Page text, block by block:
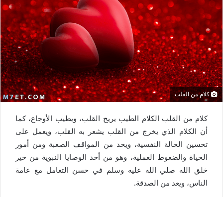
كلام من القلب
كلام من القلب الكلام الطيب يريح القلب، ويطيب الأوجاع، كما
أن الكلام الذي يخرج من القلب يشعر به القلب، ويعمل على
تحسين الحالة النفسية، ويحد من المواقف الصعبة ومن أمور
الحياة والضغوط العملية، وهو من أحد الوصايا النبوية من خير
خلق الله صلي الله عليه وسلم في حسن التعامل مع عامة
الناس، ويعد من الصدقة.